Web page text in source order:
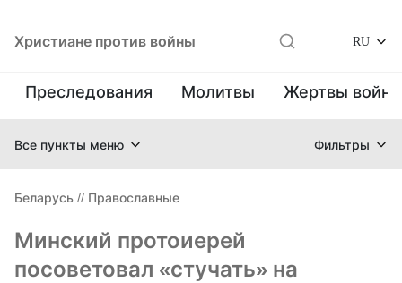
Христиане против войны RU
Преследования Молитвы Жертвы
Все пункты меню Фильтры
Беларусь // Православные
Минский протоиерей
посоветовал «стучать» на